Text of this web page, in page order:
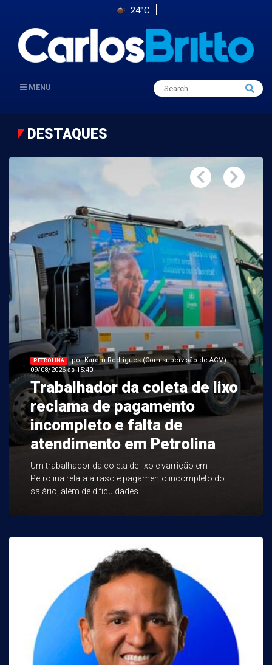
24°C
MENU
Search
for:
Search
DESTAQUES
PETROLINA
por Karem Rodrigues (Com supervisão de ACM) -
09/08/2026 às 15:40
Trabalhador da coleta de lixo
reclama de pagamento
incompleto e falta de
atendimento em Petrolina
Um trabalhador da coleta de lixo e varrição em
Petrolina relata atraso e pagamento incompleto do
salário, além de dificuldades ...